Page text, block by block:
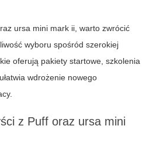
ursa mini mark ii, warto zwrócić
wyboru spośród szerokiej
oferują pakiety startowe, szkolenia
wdrożenie nowego
z Puff oraz ursa mini